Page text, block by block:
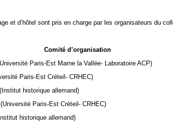
et d’hôtel sont pris en charge par les organisateurs du
d’organisation
Paris-Est Marne la Vallée- Laboratoire ACP)
Paris-Est Créteil- CRHEC)
historique allemand)
Paris-Est Créteil- CRHEC)
historique allemand)